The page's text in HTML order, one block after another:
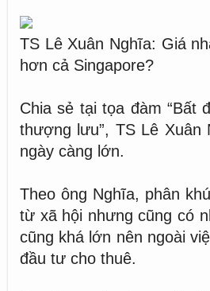
TS Lê Xuân Nghĩa: Giá
hơn cả Singapore?
Chia sẻ tại tọa đàm “Bất
thượng lưu”, TS Lê Xuân
ngày càng lớn.
Theo ông Nghĩa, phân
từ xã hội nhưng cũng có
cũng khá lớn nên ngoài
đầu tư cho thuê.